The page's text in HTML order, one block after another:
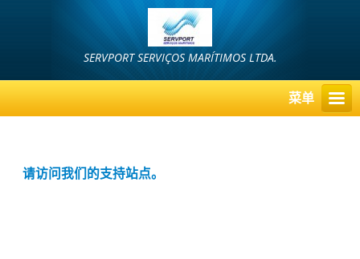
SERVPORT SERVIÇOS MARÍTIMOS LTDA.
菜单
请访问我们的支持站点。